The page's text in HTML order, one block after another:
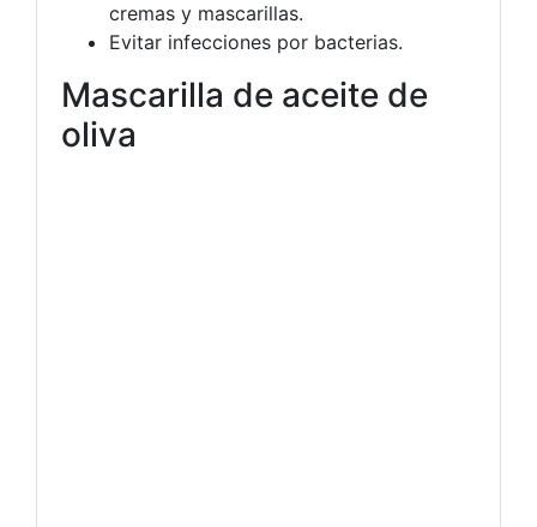
cremas y mascarillas.
Evitar infecciones por bacterias.
Mascarilla de aceite de
oliva